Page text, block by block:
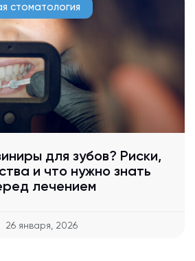
стоматология
для зубов? Риски,
и что нужно знать
лечением
26 января, 2026